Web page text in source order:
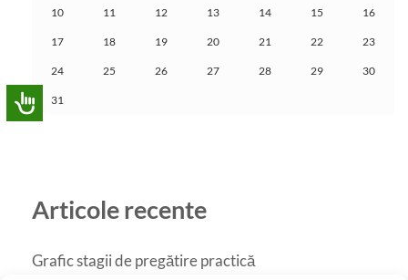
10 11 12 13 14 15 16
17 18 19 20 21 22 23
24 25 26 27 28 29 30
31
Articole recente
Grafic stagii de pregătire practică